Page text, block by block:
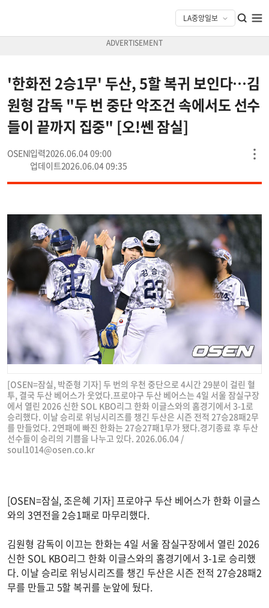
'한화전 2승1무' 두산, 5할 복귀 보인다…김
원형 감독 "두 번 중단 악조건 속에서도 선수
들이 끝까지 집중" [오!쎈 잠실]
OSEN
2026.06.04 09:00
2026.06.04 09:35
[OSEN=잠실, 박준형 기자] 두 번의 우천 중단으로 4시간 29분이 걸린 혈
투, 결국 두산 베어스가 웃었다.프로야구 두산 베어스는 4일 서울 잠실구장
에서 열린 2026 신한 SOL KBO리그 한화 이글스와의 홈경기에서 3-1로
승리했다. 이날 승리로 위닝시리즈를 챙긴 두산은 시즌 전적 27승28패2무
를 만들었다. 2연패에 빠진 한화는 27승27패1무가 됐다.경기종료 후 두산
선수들이 승리의 기쁨을 나누고 있다. 2026.06.04 /
soul1014@osen.co.kr
[OSEN=잠실, 조은혜 기자] 프로야구 두산 베어스가 한화 이글스
와의 3연전을 2승1패로 마무리했다.
김원형 감독이 이끄는 한화는 4일 서울 잠실구장에서 열린 2026
신한 SOL KBO리그 한화 이글스와의 홈경기에서 3-1로 승리했
다. 이날 승리로 위닝시리즈를 챙긴 두산은 시즌 전적 27승28패2
무를 만들고 5할 복귀를 눈앞에 뒀다.